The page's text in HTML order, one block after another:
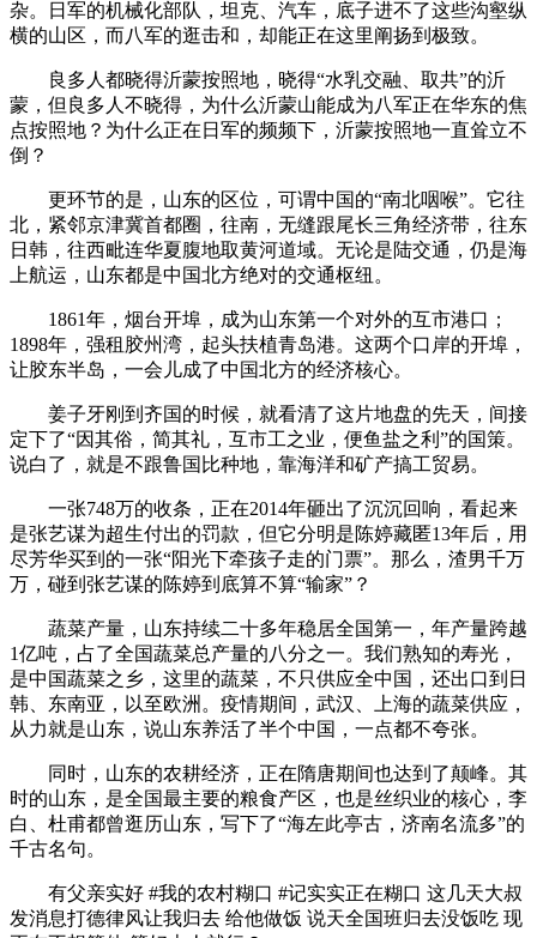
杂。日军的机械化部队，坦克、汽车，底子进不了这些沟壑纵
横的山区，而八军的逛击和，却能正在这里阐扬到极致。
良多人都晓得沂蒙按照地，晓得“水乳交融、取共”的沂
蒙，但良多人不晓得，为什么沂蒙山能成为八军正在华东的焦
点按照地？为什么正在日军的频频下，沂蒙按照地一直耸立不
倒？
更环节的是，山东的区位，可谓中国的“南北咽喉”。它往
北，紧邻京津冀首都圈，往南，无缝跟尾长三角经济带，往东
日韩，往西毗连华夏腹地取黄河道域。无论是陆交通，仍是海
上航运，山东都是中国北方绝对的交通枢纽。
1861年，烟台开埠，成为山东第一个对外的互市港口；
1898年，强租胶州湾，起头扶植青岛港。这两个口岸的开埠，
让胶东半岛，一会儿成了中国北方的经济核心。
姜子牙刚到齐国的时候，就看清了这片地盘的先天，间接
定下了“因其俗，简其礼，互市工之业，便鱼盐之利”的国策。
说白了，就是不跟鲁国比种地，靠海洋和矿产搞工贸易。
一张748万的收条，正在2014年砸出了沉沉回响，看起来
是张艺谋为超生付出的罚款，但它分明是陈婷藏匿13年后，用
尽芳华买到的一张“阳光下牵孩子走的门票”。那么，渣男千万
万，碰到张艺谋的陈婷到底算不算“输家”？
蔬菜产量，山东持续二十多年稳居全国第一，年产量跨越
1亿吨，占了全国蔬菜总产量的八分之一。我们熟知的寿光，
是中国蔬菜之乡，这里的蔬菜，不只供应全中国，还出口到日
韩、东南亚，以至欧洲。疫情期间，武汉、上海的蔬菜供应，
从力就是山东，说山东养活了半个中国，一点都不夸张。
同时，山东的农耕经济，正在隋唐期间也达到了颠峰。其
时的山东，是全国最主要的粮食产区，也是丝织业的核心，李
白、杜甫都曾逛历山东，写下了“海左此亭古，济南名流多”的
千古名句。
有父亲实好 #我的农村糊口 #记实实正在糊口 这几天大叔
发消息打德律风让我归去 给他做饭 说天全国班归去没饭吃 现